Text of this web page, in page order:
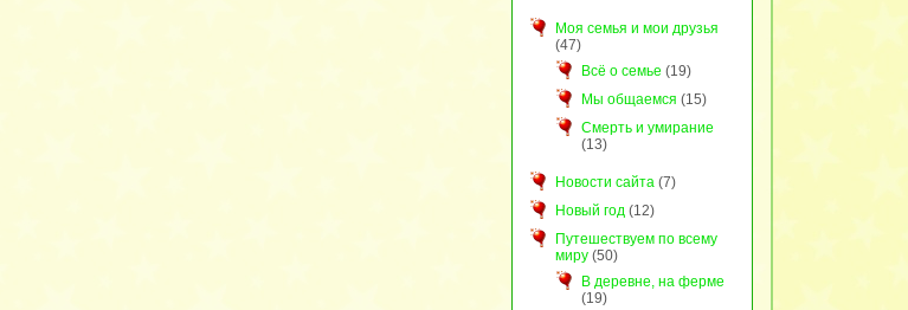
Моя семья и мои друзья
(47)
Всё о семье (19)
Мы общаемся (15)
Смерть и умирание
(13)
Новости сайта(7)
Новый год(12)
Путешествуем по всему
миру(50)
В деревне, на ферме
(19)